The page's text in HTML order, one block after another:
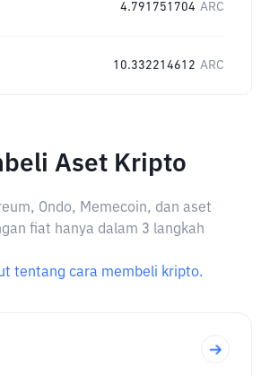
4.791751704 ARC
10.332214612 ARC
Aset Kripto
Ondo, Memecoin, dan aset
fiat hanya dalam 3 langkah
tentang cara membeli kripto.